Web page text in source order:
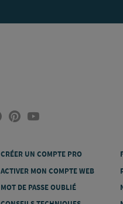
CRÉER UN COMPTE PRO
ACTIVER MON COMPTE WEB
MOT DE PASSE OUBLIÉ